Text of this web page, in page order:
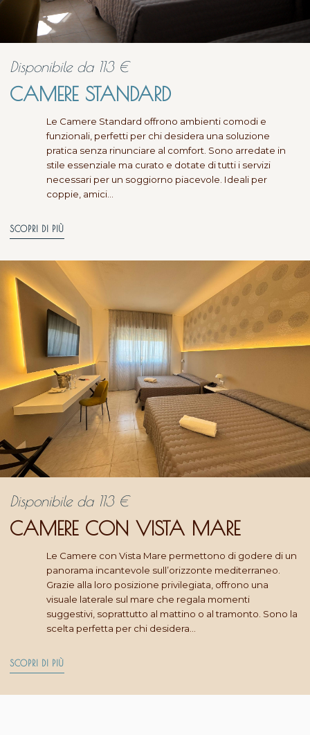
Disponibile da 113 €
CAMERE STANDARD
Le Camere Standard offrono ambienti comodi e
funzionali, perfetti per chi desidera una soluzione
pratica senza rinunciare al comfort. Sono arredate in
stile essenziale ma curato e dotate di tutti i servizi
necessari per un soggiorno piacevole. Ideali per
coppie, amici…
SCOPRI DI PIÙ
Disponibile da 113 €
CAMERE CON VISTA MARE
Le Camere con Vista Mare permettono di godere di un
panorama incantevole sull’orizzonte mediterraneo.
Grazie alla loro posizione privilegiata, offrono una
visuale laterale sul mare che regala momenti
suggestivi, soprattutto al mattino o al tramonto. Sono la
scelta perfetta per chi desidera…
SCOPRI DI PIÙ